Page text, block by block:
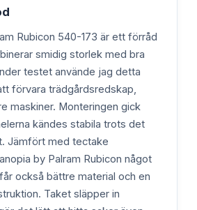
Rubicon 540-173 är ett förråd
smidig storlek med bra
testet använde jag detta
förvara trädgårdsredskap,
maskiner. Monteringen gick
kändes stabila trots det
Jämfört med tectake
by Palram Rubicon något
också bättre material och en
Taket släpper in